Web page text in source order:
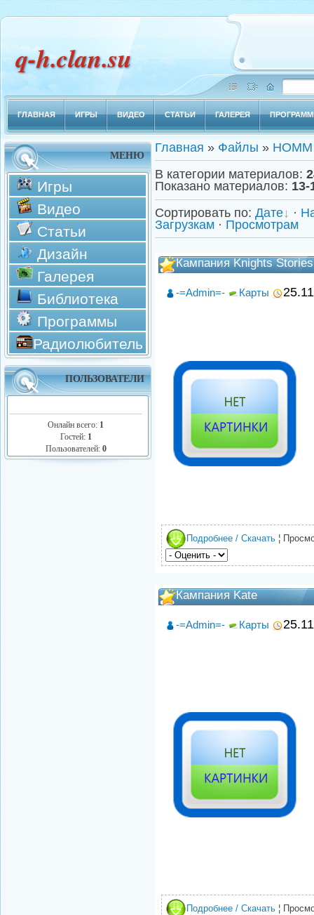
q-h.clan.su
ГЛАВНАЯ ИГРЫ ВИДЕО СТАТЬИ ГАЛЕРЕЯ
МЕНЮ
Игры
Видео
Статьи
Дизайн
Галерея
Библиотека
Программы
Радиолюбитель
ПОЛЬЗОВАТЕЛИ
Онлайн всего: 1
Гостей: 1
Пользователей: 0
Главная » Файлы »
В категории материалов:
Показано материалов: 13-
Сортировать по: Дате ·
Загрузкам · Просмотрам
Кампания Knights Stories
-=Admin=- Карты
Подробнее / Скачать ¦
Кампания Kate
-=Admin=- Карты
Подробнее / Скачать ¦